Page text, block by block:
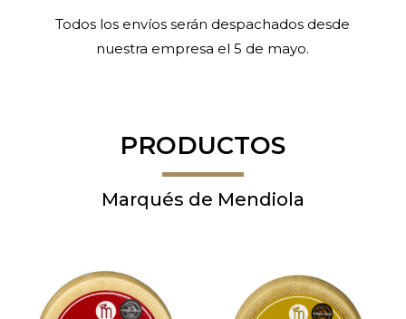
Todos los envíos serán despachados desde
nuestra empresa el 5 de mayo.
PRODUCTOS
Marqués de Mendiola